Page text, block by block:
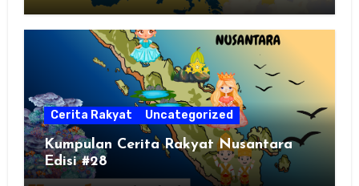
Cerita Rakyat Uncategorized
Kumpulan Cerita Rakyat Nusantara
Edisi #28